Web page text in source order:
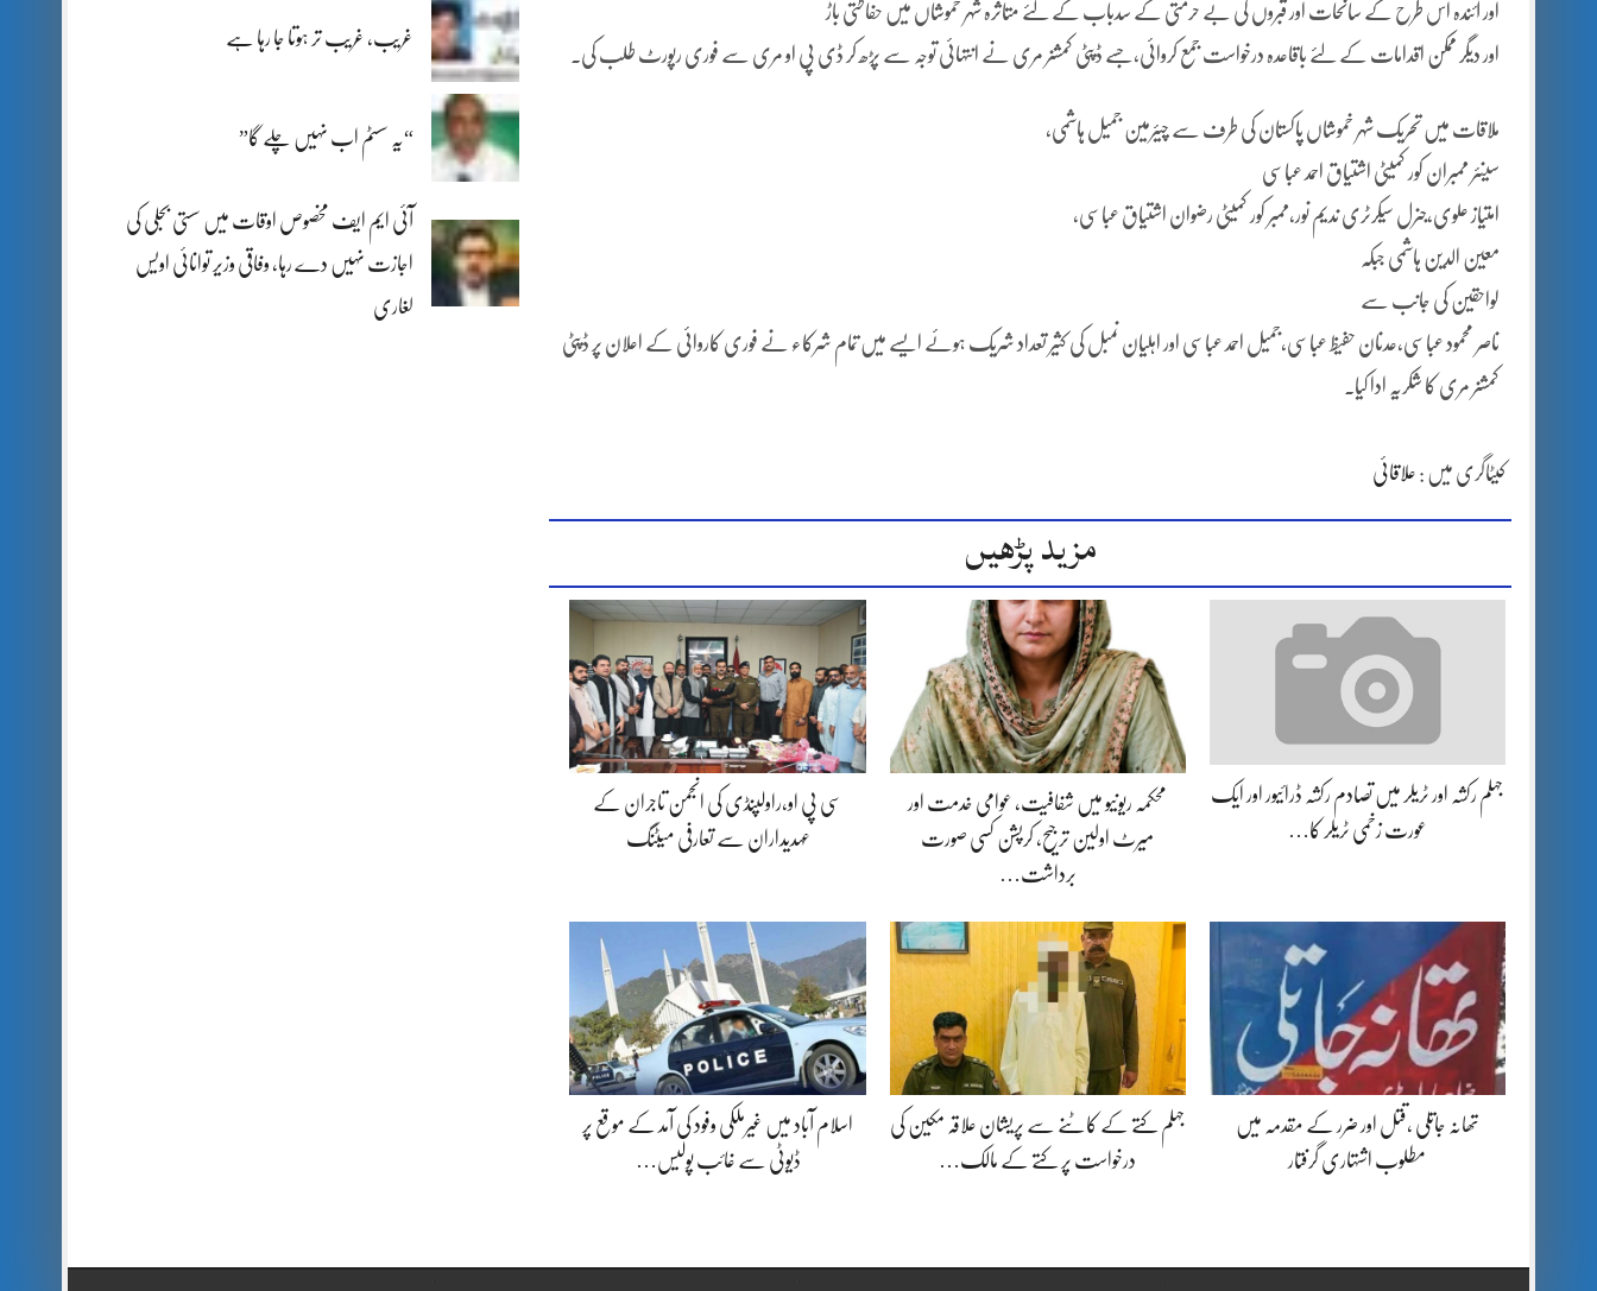
غریب، غریب تر ہوتا جا رہا ہے
“یہ سسٹم اب نہیں چلے گا”
آئی ایم ایف مخصوص اوقات میں سستی بجلی کی
اجازت نہیں دے رہا، وفاقی وزیر توانائی اویس
لغاری
اور آئندہ اس طرح کے سانحات اور قبروں کی بے حرمتی کے سدباب کے لئے متاثرہ شہر خموشاں میں حفاظتی باڑ
اور دیگر ممکن اقدامات کے لئے باقاعدہ درخواست جمع کروائی،جسے ڈپٹی کمشنر مری نے انتہائی توجہ سے پڑھ کر ڈی پی او مری سے فوری رپورٹ طلب کی۔
ملاقات میں تحریک شہر خموشاں پاکستان کی طرف سے چیئرمین جمیل ہاشمی،
سینئر ممبران کور کمیٹی اشتیاق احمد عباسی
امتیاز علوی،جنرل سیکرٹری ندیم نور،ممبر کور کمیٹی رضوان اشتیاق عباسی،
معین الدین ہاشمی جبکہ
لواحقین کی جانب سے
ناصر محمود عباسی،عدنان حفیظ عباسی،جمیل احمد عباسی اور اہلیان نمبل کی کثیر تعداد شریک ہوئے ایسے میں تمام شرکاء نے فوری کاروائی کے اعلان پر ڈپٹی
کمشنر مری کا شکریہ ادا کیا۔
کیٹاگری میں : علاقائی
مزید پڑھیں
جہلم رکشہ اور ٹریلر میں تصادم رکشہ ڈرائیور اور ایک
عورت زخمی ٹریلر کا…
محکمہ ریونیو میں شفافیت، عوامی خدمت اور
میرٹ اولین ترجیح، کرپشن کسی صورت
برداشت…
سی پی او،راولپنڈی کی انجمن تاجران کے
عہدیداران سے تعارفی میٹنگ
تھانہ جاتلی ،قتل اور ضرر کے مقدمہ میں
مطلوب اشتہاری گرفتار
جہلم کتے کے کاٹنے سے پریشان علاقہ مکین کی
درخواست پر کتے کے مالک…
اسلام آباد میں غیرملکی وفود کی آمد کے موقع پر
ڈیوٹی سے غائب پولیس…